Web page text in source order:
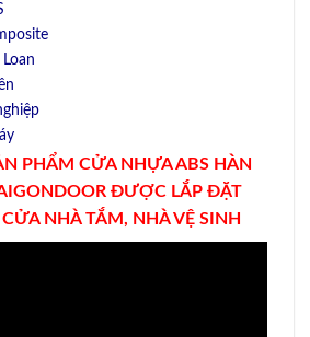
PHẨM CỬA NHỰA ABS HÀN
ĐƯỢC LẮP ĐẶT
NHÀ TẮM, NHÀ VỆ SINH